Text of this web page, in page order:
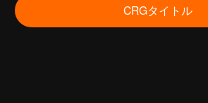
CRGタイトル